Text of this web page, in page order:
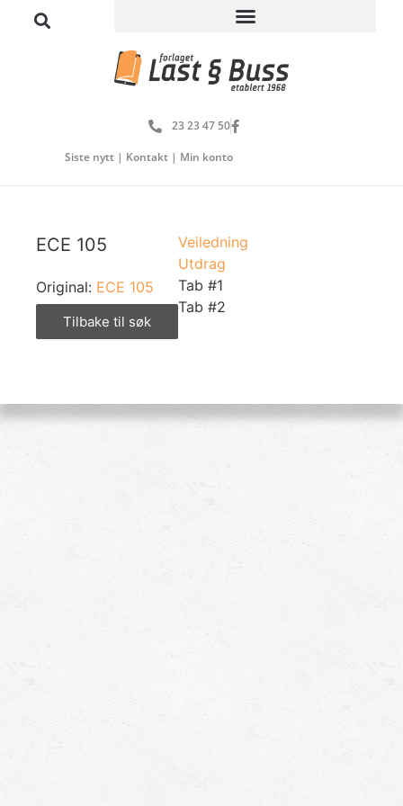
23 23 47 50
Siste nytt | Kontakt | Min konto
ECE 105
Original: ECE 105
Tilbake til søk
Veiledning
Utdrag
Tab #1
Tab #2